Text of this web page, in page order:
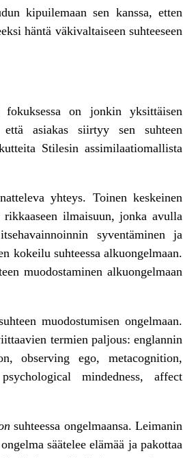
kipuilemaan sen kanssa, etten
häntä väkivaltaiseen suhteeseen
on jonkin yksittäisen
että asiakas siirtyy sen suhteen
Stilesin assimilaatiomallista
yhteys. Toinen keskeinen
rikkaaseen ilmaisuun, jonka avulla
syventäminen ja
kokeilu suhteessa alkuongelmaan.
muodostaminen alkuongelmaan
muodostumisen ongelmaan.
termien paljous: englannin
observing ego, metacognition,
mindedness, affect
suhteessa ongelmaansa. Leimanin
säätelee elämää ja pakottaa